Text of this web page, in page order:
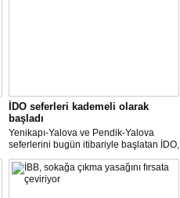
İDO seferleri kademeli olarak
başladı
Yenikapı-Yalova ve Pendik-Yalova
seferlerini bugün itibariyle başlatan İDO,
2 haziran itibariyle de bünyesinde
seferlerini kademeli olarak başlatacak.